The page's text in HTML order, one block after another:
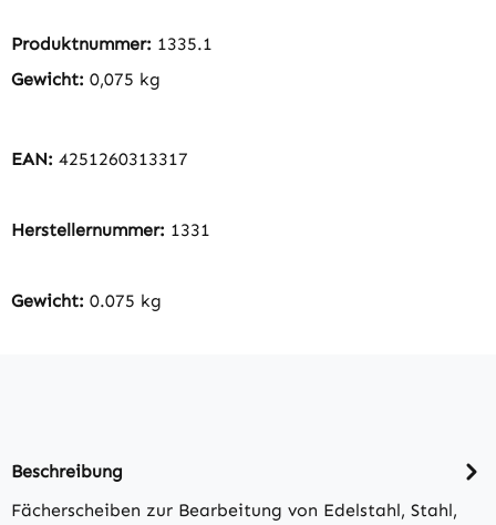
Produktnummer: 1335.1
Gewicht: 0,075 kg
EAN: 4251260313317
Herstellernummer: 1331
Gewicht: 0.075 kg
Beschreibung
Fächerscheiben zur Bearbeitung von Edelstahl, Stahl,